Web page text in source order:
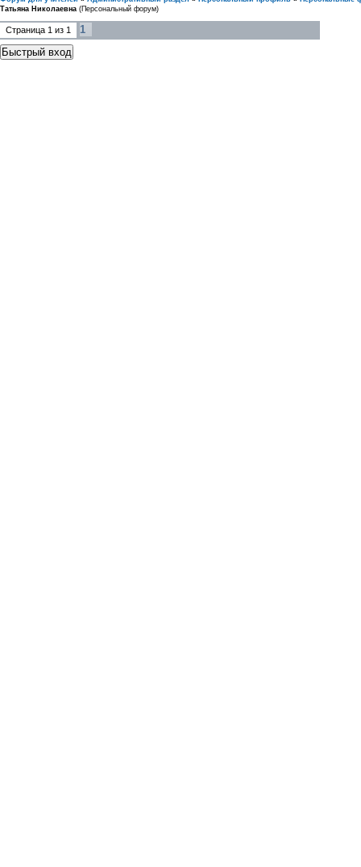
Татьяна Николаевна (Персональный форум)
Страница 1 из 1 1